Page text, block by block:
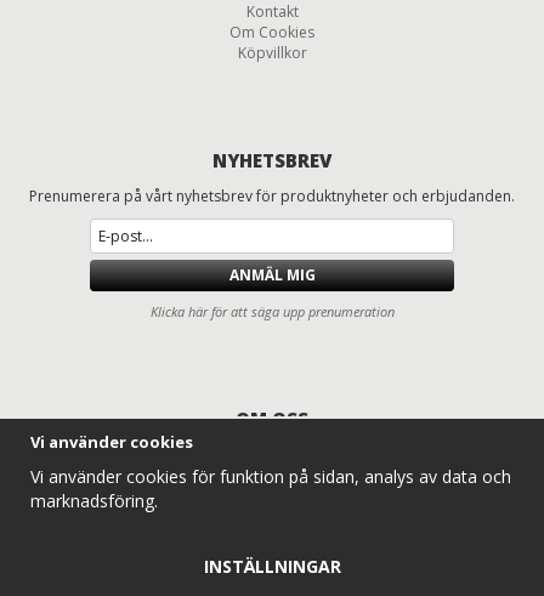
Kontakt
Om Cookies
Köpvillkor
NYHETSBREV
Prenumerera på vårt nyhetsbrev för produktnyheter och erbjudanden.
ANMÄL MIG
Klicka här för att säga upp prenumeration
OM OSS
Däck och fälgar för lastbilar, entreprenad, lantbruk och traktorer
Entreprenaddäck.com erbjuder ett komplett sortiment av lastbilsdäck,
traktordäck, lantbruksdäck, radodlingsdäck, entreprenaddäck och
alltid med konkurrenskraftiga priser, snabb leverans och expertkunskap.
Vi använder cookies
Vi använder cookies för funktion på sidan, analys av data och
marknadsföring.
INSTÄLLNINGAR